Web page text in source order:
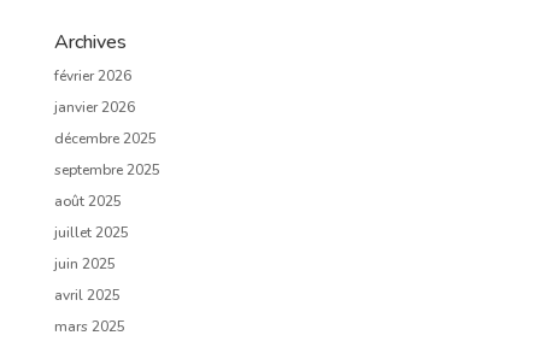
Archives
février 2026
janvier 2026
décembre 2025
septembre 2025
août 2025
juillet 2025
juin 2025
avril 2025
mars 2025